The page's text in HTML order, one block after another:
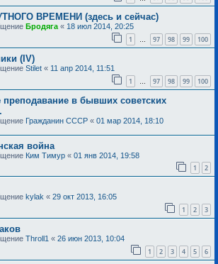
ВРЕМЕНИ (здесь и сейчас)
Бродяга « 18 июл 2014, 20:25
1 … 97 98 99 100
(IV)
Stilet « 11 апр 2014, 11:51
1 … 97 98 99 100
преподавание в бывших советских
Гражданин СССР « 01 мар 2014, 18:10
война
Ким Тимур « 01 янв 2014, 19:58
1 2
kylak « 29 окт 2013, 16:05
1 2 3
Throll1 « 26 июн 2013, 10:04
1 2 3 4 5 6